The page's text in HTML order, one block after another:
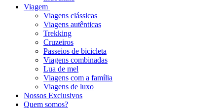
Viagem
Viagens clássicas
Viagens autênticas
Trekking
Cruzeiros
Passeios de bicicleta
Viagens combinadas
Lua de mel
Viagens com a família
Viagens de luxo
Nossos Exclusivos
Quem somos?